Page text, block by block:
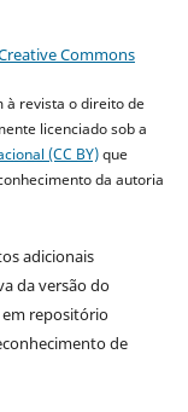
Commons
à revista o direito de
licenciado sob a
(CC BY)que
da autoria
adicionais
da versão do
repositório
de